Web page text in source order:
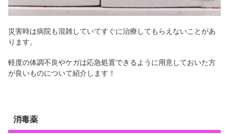
災害時は病院も混雑していてすぐに治療してもらえないことがあ
ります。
軽度の体調不良やケガは応急処置できるように用意しておいた方
が良いものについて紹介します！
消毒薬